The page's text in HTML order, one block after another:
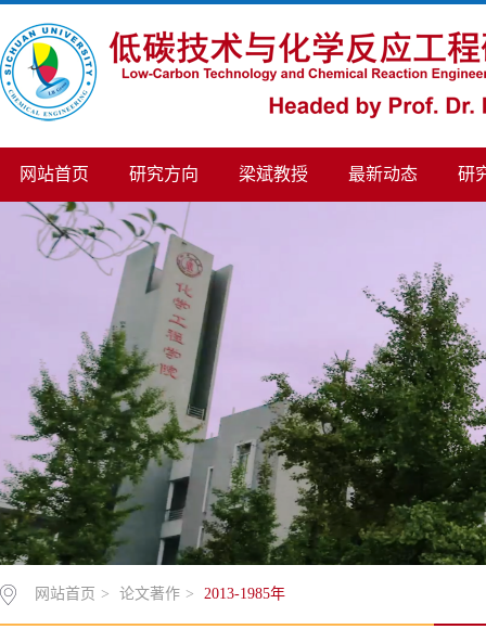
网站首页 研究方向 梁斌教授 最新动态 研
网站首页 > 论文著作 > 2013-1985年